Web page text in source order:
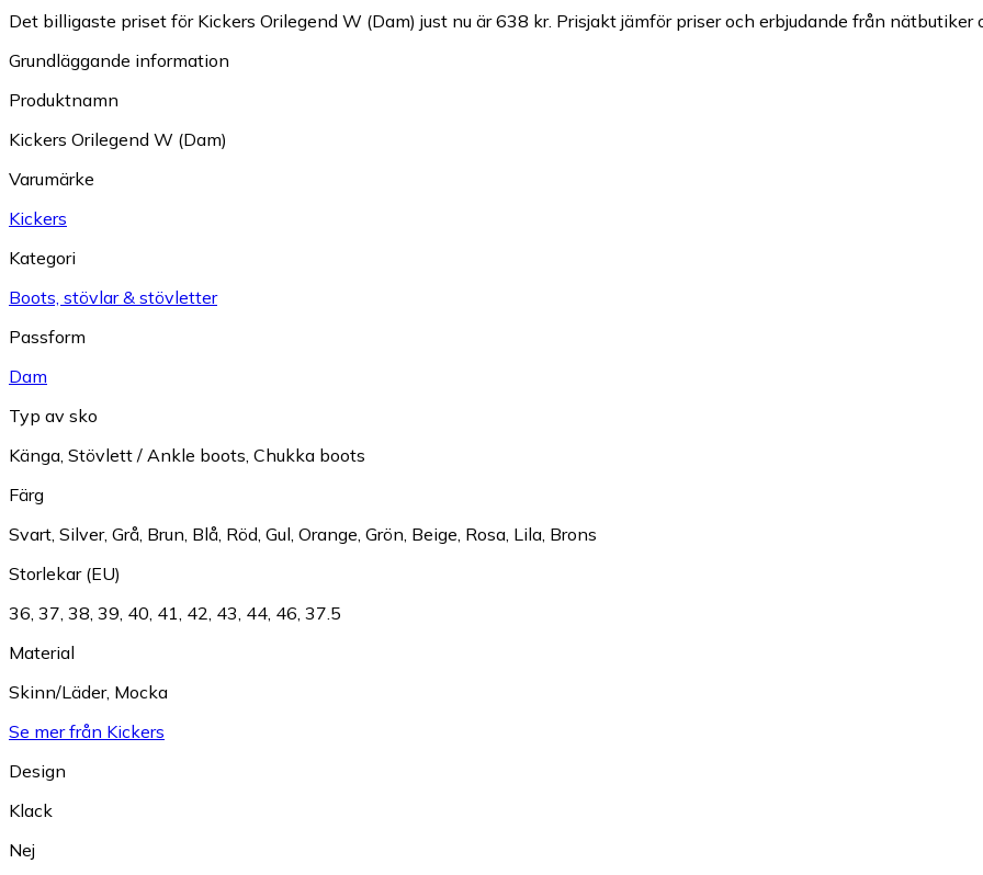
Det billigaste priset för Kickers Orilegend W (Dam) just nu är 638 kr. Prisjakt jämför priser och erbjudande från nätbutiker
Grundläggande information
Produktnamn
Kickers Orilegend W (Dam)
Varumärke
Kickers
Kategori
Boots, stövlar & stövletter
Passform
Dam
Typ av sko
Känga, Stövlett / Ankle boots, Chukka boots
Färg
Svart, Silver, Grå, Brun, Blå, Röd, Gul, Orange, Grön, Beige, Rosa, Lila, Brons
Storlekar (EU)
36, 37, 38, 39, 40, 41, 42, 43, 44, 46, 37.5
Material
Skinn/Läder, Mocka
Se mer från Kickers
Design
Klack
Nej